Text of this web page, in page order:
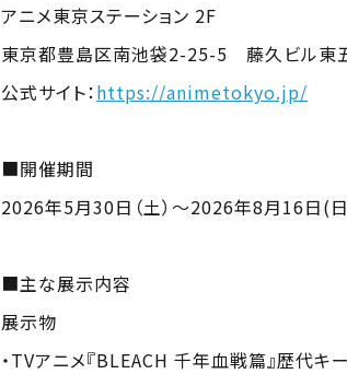
アニメ東京ステーション 2F
東京都豊島区南池袋2-25-5 藤久ビル東
公式サイト：https://animetokyo.jp/
■開催期間
2026年5月30日（土）～2026年8月16日(
■主な展示内容
展示物
・TVアニメ『BLEACH 千年血戦篇』歴代キ